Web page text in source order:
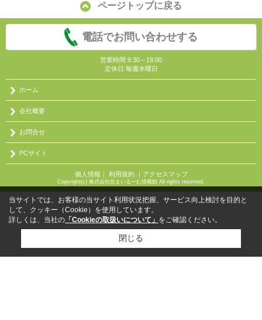
ページトップに戻る
電話でお問い合わせする
営業時間:9:30～18:00
定休日:毎週水曜日
ホーム
会社概要
お問合せ
PCサイト
個人情報 利用規約｜ アクセスマップ
Copyright(c) 株式会社住まいるーむ情報館 All rights reserved.
当サイトでは、お客様の当サイト利用状況把握、サービス向上検討を目的と
して、クッキー（Cookie）を使用しています。
詳しくは、当社の 「Cookieの取扱いについて」 をご確認ください。
閉じる